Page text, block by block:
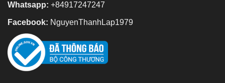
Whatsapp: +84917247247
Facebook: NguyenThanhLap1979